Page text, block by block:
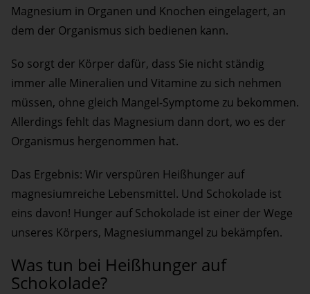
Magnesium in Organen und Knochen eingelagert, an
dem der Organismus sich bedienen kann.
So sorgt der Körper dafür, dass Sie nicht ständig
immer alle Mineralien und Vitamine zu sich nehmen
müssen, ohne gleich Mangel-Symptome zu bekommen.
Allerdings fehlt das Magnesium dann dort, wo es der
Organismus hergenommen hat.
Das Ergebnis: Wir verspüren Heißhunger auf
magnesiumreiche Lebensmittel. Und Schokolade ist
eins davon! Hunger auf Schokolade ist einer der Wege
unseres Körpers, Magnesiummangel zu bekämpfen.
Was tun bei Heißhunger auf
Schokolade?